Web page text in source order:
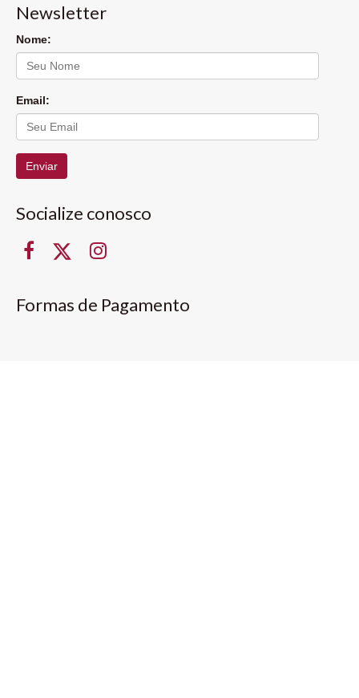
Newsletter
Nome:
Email:
Enviar
Socialize conosco
Formas de Pagamento